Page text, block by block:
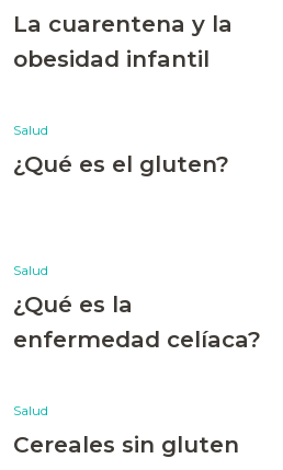
La cuarentena y la
obesidad infantil
Salud
¿Qué es el gluten?
Salud
¿Qué es la
enfermedad celíaca?
Salud
Cereales sin gluten